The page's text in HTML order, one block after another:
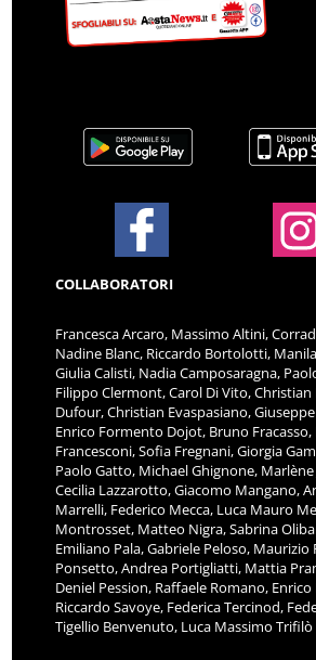
COLLABORATORI
Francesca Arcaro, Massimo Altini,
Nadine Blanc, Riccardo Bortolotti,
Giulia Calisti, Nadia Camposaragna,
Filippo Clermont, Carol Di Vito, Christian
Dufour, Christian Evaspasiano,
Enrico Formento Dojot, Bruno Fracasso,
Francesconi, Sofia Fregnani, Giorgia
Paolo Gatto, Michael Ghignone, Marlène
Cecilia Lazzarotto, Giacomo Mangano,
Marrelli, Federico Mecca, Luca Mauro
Montrosset, Matteo Nigra, Sabrina
Emiliano Pala, Gabriele Peloso, Maurizio
Ponsetto, Andrea Portigliatti, Mattia
Deniel Pession, Raffaele Romano, Enrico
Riccardo Savoye, Federica Tercinod,
Tigellio Benvenuto, Luca Massimo Trifilò